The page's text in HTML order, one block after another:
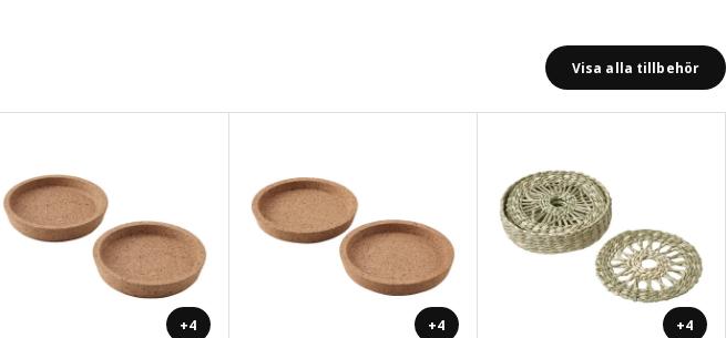
Visa alla tillbehör
+4 +4 +4